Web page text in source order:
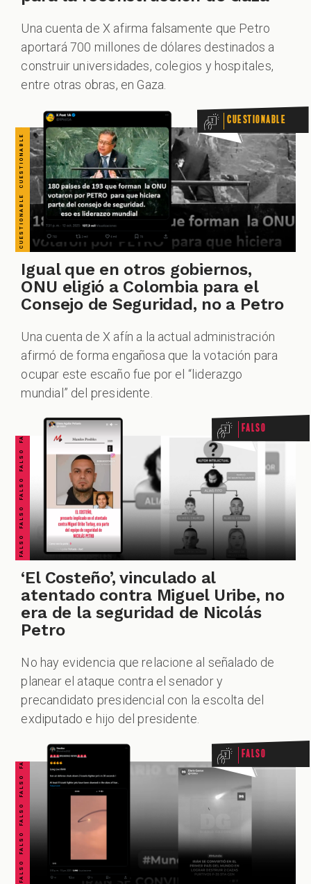
Una cuenta de X afirma falsamente que Petro
aportará 700 millones de dólares destinados a
construir universidades, colegios y hospitales,
entre otras obras, en Gaza.
Cuestionable
Igual que en otros gobiernos,
ONU eligió a Colombia para el
Consejo de Seguridad, no a Petro
Una cuenta de X afín a la actual administración
afirmó de forma engañosa que la votación para
ocupar este escaño fue por el “liderazgo
mundial” del presidente.
FALSO FALSO FALSO FALSO FALSO FALSO FALSO Falso
‘El Costeño’, vinculado al
atentado contra Miguel Uribe, no
era de la seguridad de Nicolás
Petro
No hay evidencia que relacione al señalado de
planear el ataque contra el senador y
precandidato presidencial con la escolta del
exdiputado e hijo del presidente.
FALSO FALSO FALSO FALSO FALSO FALSO FALSO Falso